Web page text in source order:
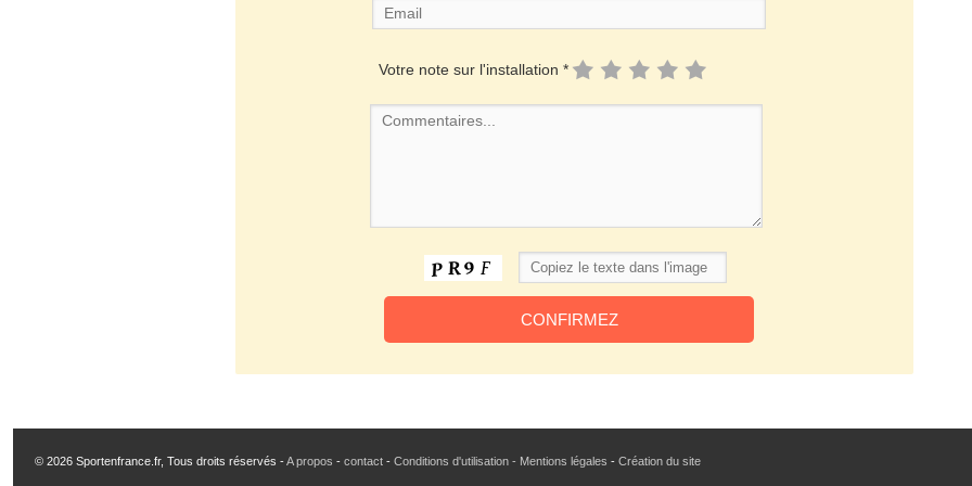
Votre note sur l'installation *
© 2026 Sportenfrance.fr, Tous droits réservés -A propos - contact - Conditions d'utilisation - Mentions légales - Création du site